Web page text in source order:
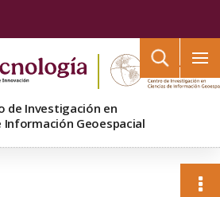
de Investigación en
Información Geoespacial